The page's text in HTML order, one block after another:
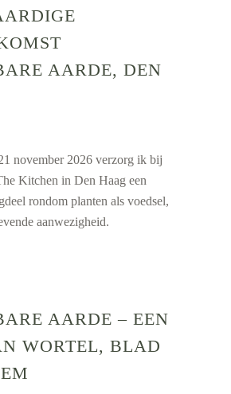
AARDE, DEN
november 2026 verzorg ik bij
Kitchen in Den Haag een
rondom planten als voedsel,
aanwezigheid.
AARDE – EEN
WORTEL, BLAD